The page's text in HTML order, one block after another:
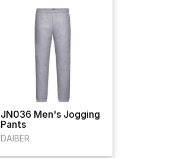
JN036 Men's Jogging
Pants
DAIBER